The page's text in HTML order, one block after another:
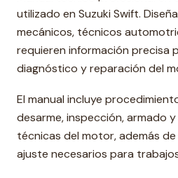
utilizado en Suzuki Swift.
mecánicos, técnicos
requieren información precisa
diagnóstico y reparación del
El manual incluye
desarme, inspección, armado
técnicas del motor, además
ajuste necesarios para